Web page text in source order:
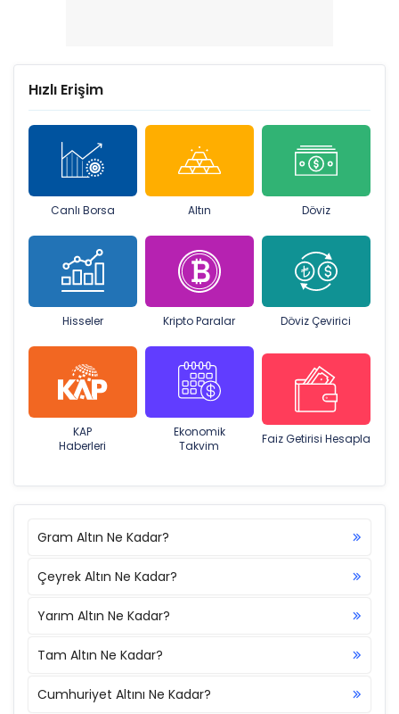
Hızlı Erişim
Canlı Borsa Altın Döviz
Hisseler Kripto Paralar Döviz Çevirici
KAP
Haberleri
Ekonomik
Takvim
Faiz Getirisi Hesapla
Gram Altın Ne Kadar?
Çeyrek Altın Ne Kadar?
Yarım Altın Ne Kadar?
Tam Altın Ne Kadar?
Cumhuriyet Altını Ne Kadar?